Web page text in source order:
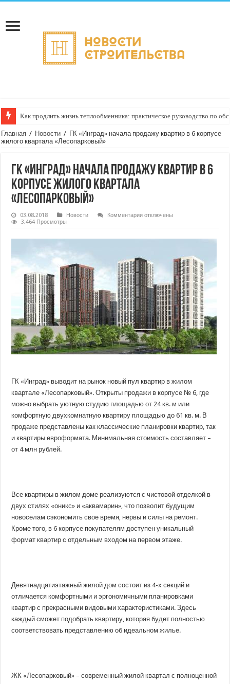
Как продлить жизнь теплообменника: практическое руководство по
Главная / Новости / ГК «Инград» начала продажу квартир в 6 корпусе
жилого квартала «Лесопарковый»
ГК «Инград» начала продажу квартир в 6
корпусе жилого квартала
«Лесопарковый»
03.08.2018 Новости Комментариик
в
корпусе
жилого
квартала
«Лесопарковый»
отключены
3,464 Просмотры
ГК «Инград» выводит на рынок новый пул квартир в жилом
квартале «Лесопарковый». Открыты продажи в корпусе № 6, где
можно выбрать уютную студию площадью от 24 кв. м или
комфортную двухкомнатную квартиру площадью до 61 кв. м. В
продаже представлены как классические планировки квартир, так
и квартиры евроформата. Минимальная стоимость составляет –
от 4 млн рублей.
Все квартиры в жилом доме реализуются с чистовой отделкой в
двух стилях «оникс» и «аквамарин», что позволит будущим
новоселам сэкономить свое время, нервы и силы на ремонт.
Кроме того, в 6 корпусе покупателям доступен уникальный
формат квартир с отдельным входом на первом этаже.
Девятнадцатиэтажный жилой дом состоит из 4-х секций и
отличается комфортными и эргономичными планировками
квартир с прекрасными видовыми характеристиками. Здесь
каждый сможет подобрать квартиру, которая будет полностью
соответствовать представлению об идеальном жилье.
ЖК «Лесопарковый» – современный жилой квартал с полноценной